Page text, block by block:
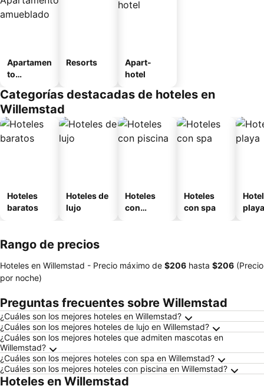
Apartamen
to
o
Resorts
Apart-
hotel
Categorías destacadas de hoteles en
Willemstad
Hoteles
baratos
Hoteles de
lujo
Hoteles
con
Hoteles
con spa
playa
Rango de precios
Hoteles en Willemstad - Precio máximo de ‎$206 hasta ‎$206 (Precio
por noche)
Preguntas frecuentes sobre Willemstad
¿Cuáles son los mejores hoteles en Willemstad?
¿Cuáles son los mejores hoteles de lujo en Willemstad?
¿Cuáles son los mejores hoteles que admiten mascotas en
Willemstad?
¿Cuáles son los mejores hoteles con spa en Willemstad?
¿Cuáles son los mejores hoteles con piscina en Willemstad?
Hoteles en Willemstad